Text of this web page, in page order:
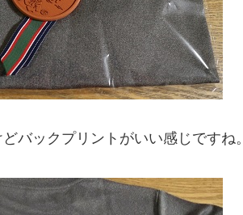
バックプリントがいい感じですね。